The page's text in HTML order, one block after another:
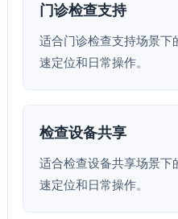
门诊检查支持
适合门诊检查支持场景下
速定位和日常操作。
检查设备共享
适合检查设备共享场景下
速定位和日常操作。